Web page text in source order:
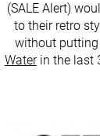
(SALE Alert)
to their retro
without
Waterin the last